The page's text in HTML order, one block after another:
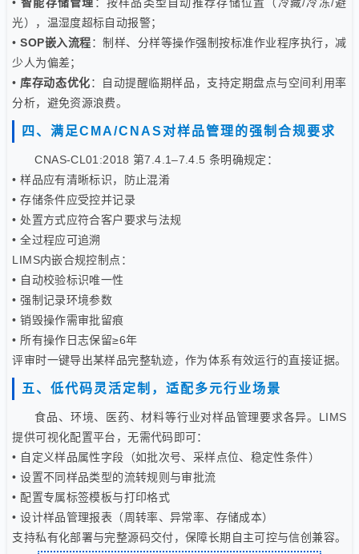
光），温湿度超标自动报警；
•SOP嵌入流程：制样、分样等操作强制按标准作业程序执行，减
少人为偏差；
• 库存动态优化：自动提醒临期样品，支持定期盘点与空间利用率
分析，避免资源浪费。
四、满足CMA/CNAS对样品管理的强制合规要求
CNAS-CL01:2018 第7.4.1–7.4.5 条明确规定：
• 样品应有清晰标识，防止混淆
• 存储条件应受控并记录
• 处置方式应符合客户要求与法规
• 全过程应可追溯
LIMS内嵌合规控制点：
• 自动校验标识唯一性
• 强制记录环境参数
• 销毁操作需审批留痕
• 所有操作日志保留≥6年
评审时一键导出某样品完整轨迹，作为体系有效运行的直接证据。
五、低代码灵活定制，适配多元行业场景
食品、环境、医药、材料等行业对样品管理要求各异。LIMS
提供可视化配置平台，无需代码即可：
• 自定义样品属性字段（如批次号、采样点位、稳定性条件）
• 设置不同样品类型的流转规则与审批流
• 配置专属标签模板与打印格式
• 设计样品管理报表（周转率、异常率、存储成本）
支持私有化部署与完整源码交付，保障长期自主可控与信创兼容。